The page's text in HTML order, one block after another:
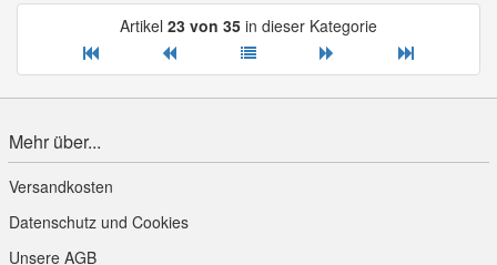
Artikel 23 von 35 in dieser Kategorie
Mehr über...
Versandkosten
Datenschutz und Cookies
Unsere AGB